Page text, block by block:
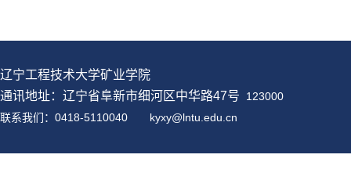
辽宁工程技术大学矿业学院
通讯地址：辽宁省阜新市细河区中华路47号 123000
联系我们：0418-5110040
kyxy@lntu .edu.cn